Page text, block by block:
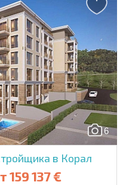
6
в Корал
159 137 €